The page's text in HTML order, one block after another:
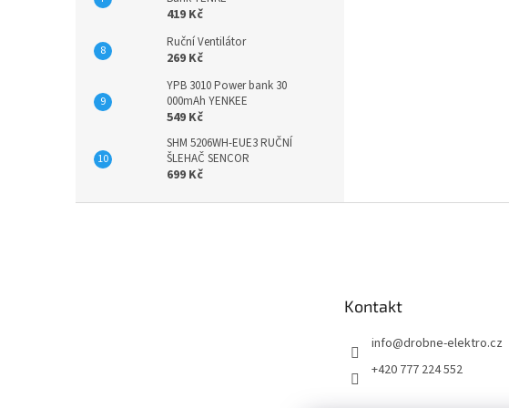
419 Kč
Ruční Ventilátor
269 Kč
YPB 3010 Power bank 30
000mAh YENKEE
549 Kč
SHM 5206WH-EUE3 RUČNÍ
ŠLEHAČ SENCOR
699 Kč
Kontakt
info@drobne-elektro.cz
+420 777 224 552